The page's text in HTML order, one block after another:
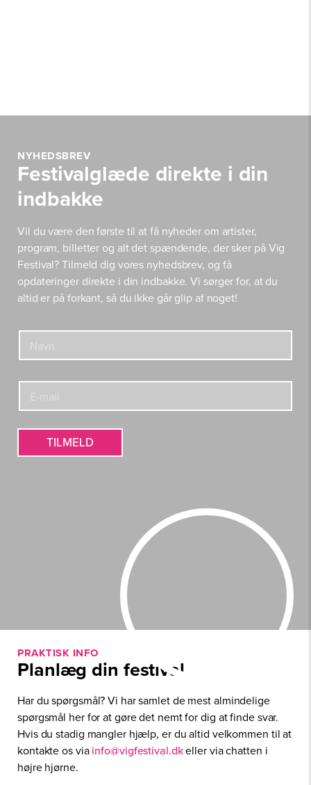
NYHEDSBREV
Festivalglæde direkte i din
indbakke
Vil du være den første til at få nyheder om artister,
program, billetter og alt det spændende, der sker på Vig
Festival? Tilmeld dig vores nyhedsbrev, og få
opdateringer direkte i din indbakke. Vi sørger for, at du
altid er på forkant, så du ikke går glip af noget!
N
E
m
i
E
N
v
E
m
a
l
TILMELD
PRAKTISK INFO
Planlæg din festival
Har du spørgsmål? Vi har samlet de mest almindelige
spørgsmål her for at gøre det nemt for dig at finde svar.
Hvis du stadig mangler hjælp, er du altid velkommen til at
kontakte os viainfo@vigfestival.dkeller via chatten i
højre hjørne.